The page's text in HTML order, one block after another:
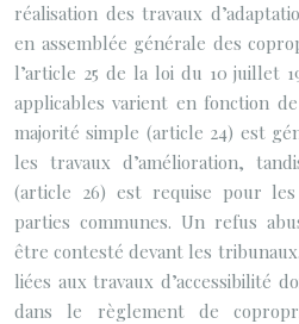
réalisation des travaux
en assemblée générale des
l’article 25 de la loi du 10 juillet
applicables varient en fonction
majorité simple (article 24) est
les travaux d’amélioration,
(article 26) est requise pour
parties communes. Un refus
être contesté devant les
liées aux travaux d’accessibilité
dans le règlement de